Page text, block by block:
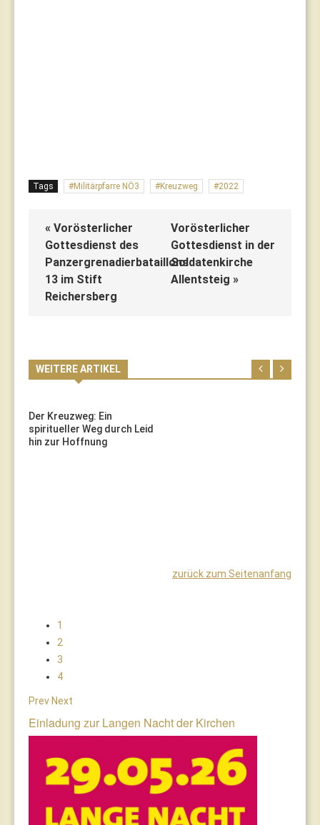
Tags Militärpfarre NÖ3 Kreuzweg 2022
« Vorösterlicher
Gottesdienst des
Panzergrenadierbataillons
13 im Stift
Reichersberg
Vorösterlicher
Gottesdienst in der
Soldatenkirche
Allentsteig »
WEITERE ARTIKEL
Der Kreuzweg: Ein
spiritueller Weg durch Leid
hin zur Hoffnung
zurück zum Seitenanfang
1
2
3
4
Prev Next
Einladung zur Langen Nacht der Kirchen